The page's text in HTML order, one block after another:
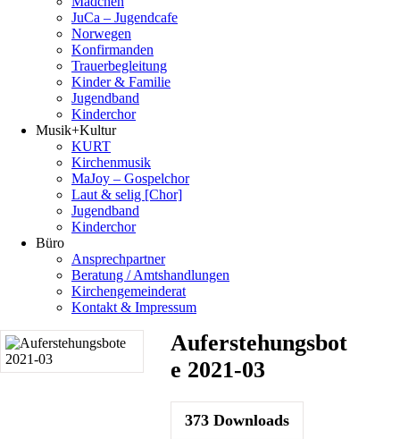
JuCa – Jugendcafe
Norwegen
Konfirmanden
Trauerbegleitung
Kinder & Familie
Jugendband
Kinderchor
Musik+Kultur
KURT
Kirchenmusik
MaJoy – Gospelchor
Laut & selig [Chor]
Jugendband
Kinderchor
Büro
Ansprechpartner
Beratung / Amtshandlungen
Kirchengemeinderat
Kontakt & Impressum
Auferstehungsbot
e 2021-03
373 Downloads